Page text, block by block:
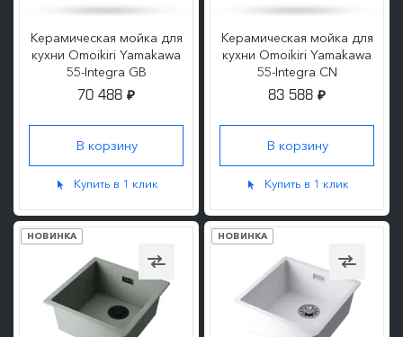
Керамическая мойка для
кухни Omoikiri Yamakawa
55-Integra GB
70 488 ₽
Купить в 1 клик
Керамическая мойка для
кухни Omoikiri Yamakawa
55-Integra CN
83 588 ₽
Купить в 1 клик
НОВИНКА
ПОДРОБНЕЕ
НОВИНКА
ПОДРОБНЕЕ